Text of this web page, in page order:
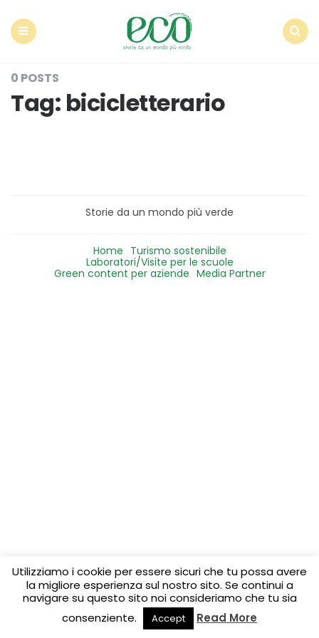
0 POSTS
Tag: bicicletterario
Storie da un mondo più verde
Home Turismo sostenibile
Laboratori/Visite per le scuole
Green content per aziende Media Partner
Utilizziamo i cookie per essere sicuri che tu possa avere
la migliore esperienza sul nostro sito. Se continui a
navigare su questo sito noi consideriamo che tu sia
consenziente.
Accept Read More